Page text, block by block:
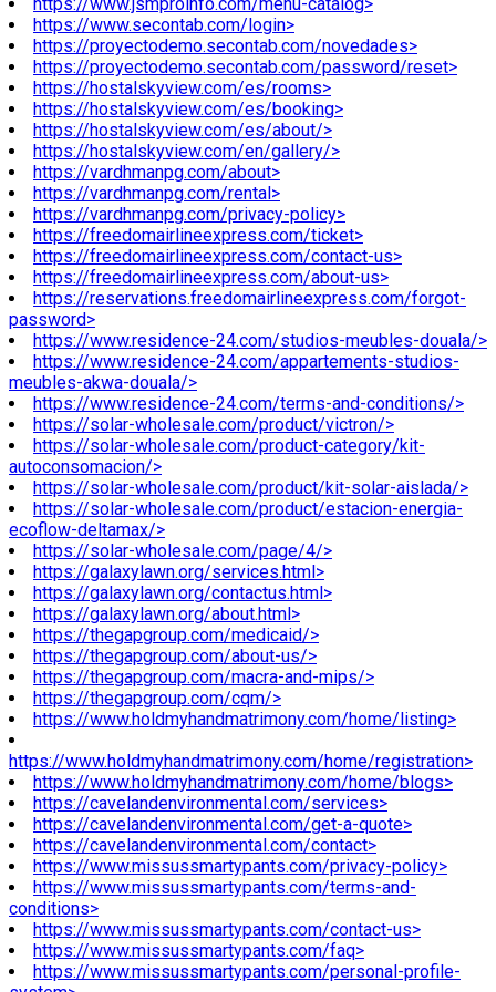
https://www.secontab.com/login>
https://proyectodemo.secontab.com/novedades>
https://proyectodemo.secontab.com/password/reset>
https://hostalskyview.com/es/rooms>
https://hostalskyview.com/es/booking>
https://hostalskyview.com/es/about/>
https://hostalskyview.com/en/gallery/>
https://vardhmanpg.com/about>
https://vardhmanpg.com/rental>
https://vardhmanpg.com/privacy-policy>
https://freedomairlineexpress.com/ticket>
https://freedomairlineexpress.com/contact-us>
https://freedomairlineexpress.com/about-us>
https://reservations.freedomairlineexpress.com/forgot-
password>
https://www.residence-24.com/studios-meubles-douala/>
https://www.residence-24.com/appartements-studios-
meubles-akwa-douala/>
https://www.residence-24.com/terms-and-conditions/>
https://solar-wholesale.com/product/victron/>
https://solar-wholesale.com/product-category/kit-
autoconsomacion/>
https://solar-wholesale.com/product/kit-solar-aislada/>
https://solar-wholesale.com/product/estacion-energia-
ecoflow-deltamax/>
https://solar-wholesale.com/page/4/>
https://galaxylawn.org/services.html>
https://galaxylawn.org/contactus.html>
https://galaxylawn.org/about.html>
https://thegapgroup.com/medicaid/>
https://thegapgroup.com/about-us/>
https://thegapgroup.com/macra-and-mips/>
https://thegapgroup.com/cqm/>
https://www.holdmyhandmatrimony.com/home/listing>
https://www.holdmyhandmatrimony.com/home/registration>
https://www.holdmyhandmatrimony.com/home/blogs>
https://cavelandenvironmental.com/services>
https://cavelandenvironmental.com/get-a-quote>
https://cavelandenvironmental.com/contact>
https://www.missussmartypants.com/privacy-policy>
https://www.missussmartypants.com/terms-and-
conditions>
https://www.missussmartypants.com/contact-us>
https://www.missussmartypants.com/faq>
https://www.missussmartypants.com/personal-profile-